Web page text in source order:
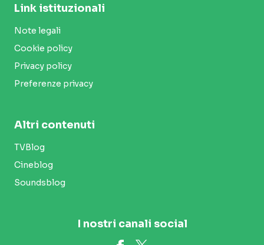
Link istituzionali
Note legali
Cookie policy
Privacy policy
Preferenze privacy
Altri contenuti
TVBlog
Cineblog
Soundsblog
I nostri canali social